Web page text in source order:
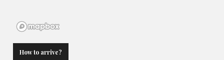
How to arrive?